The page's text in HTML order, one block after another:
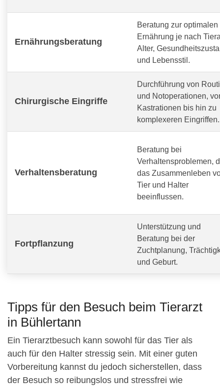
Ernährungsberatung
Beratung zur optimalen
Ernährung je nach
Alter,
und Lebensstil.
Chirurgische Eingriffe
Durchführung von
und Notoperationen,
Kastrationen bis hin zu
komplexeren Eingriffen.
Verhaltensberatung
Beratung bei
Verhaltensproblemen,
das Zusammenleben
Tier und Halter
beeinflussen.
Fortpflanzung
Unterstützung und
Beratung bei der
Zuchtplanung,
und Geburt.
Tipps für den Besuch beim Tierarzt
in Bühlertann
Ein Tierarztbesuch kann sowohl für das Tier als
auch für den Halter stressig sein. Mit einer guten
Vorbereitung kannst du jedoch sicherstellen, dass
der Besuch so reibungslos und stressfrei wie